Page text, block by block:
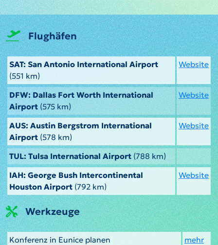
Flughäfen
SAT: San Antonio International Airport
(551 km)
Website
DFW: Dallas Fort Worth International
Airport(575 km)
Website
AUS: Austin Bergstrom International
Airport (578 km)
Website
TUL: Tulsa International Airport(788 km)
IAH: George Bush Intercontinental
Houston Airport (792 km)
Website
Werkzeuge
Konferenz in Eunice planen
mehr